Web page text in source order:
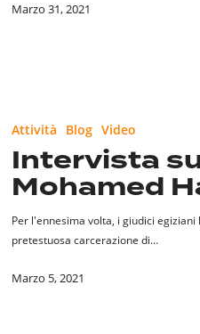
Marzo 31, 2021
Zaki
con
Mohamed
Hazem
Attività Blog Video
Intervista
Mohamed
Per l'ennesima volta, i giudici
pretestuosa carcerazione di…
Marzo 5, 2021